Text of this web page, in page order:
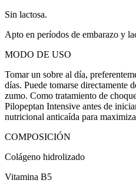
Sin lactosa.
Apto en períodos de embarazo y
MODO DE USO
Tomar un sobre al día,
días. Puede tomarse directamente
zumo. Como tratamiento de
Pilopeptan Intensive antes de
nutricional anticaída para
COMPOSICIÓN
Colágeno hidrolizado
Vitamina B5